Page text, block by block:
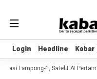
Login Headline
Login Headline
Lampung-1, Satelit AI Pertama